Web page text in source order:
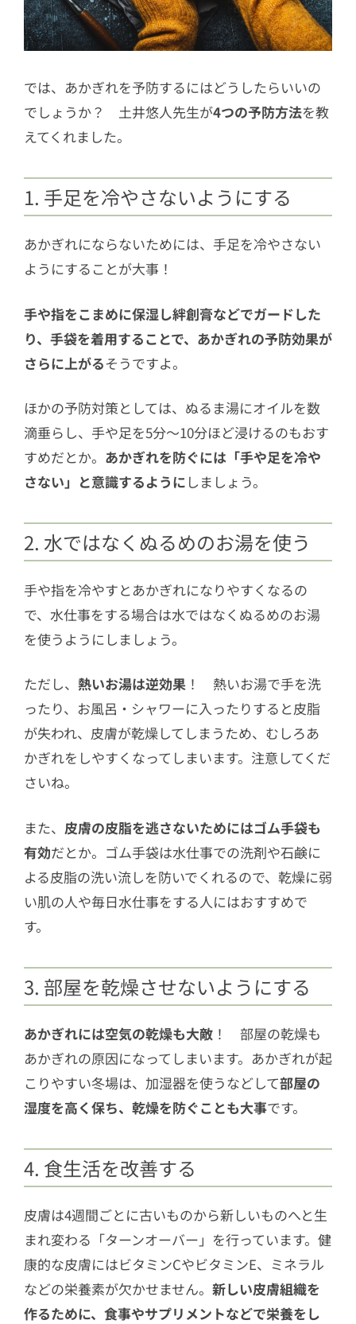
では、あかぎれを予防するにはどうしたらいいの
でしょうか？ 土井悠人先生が4つの予防方法を教
えてくれました。
1. 手足を冷やさないようにする
あかぎれにならないためには、手足を冷やさない
ようにすることが大事！
手や指をこまめに保湿し絆創膏などでガードした
り、手袋を着用することで、あかぎれの予防効果が
さらに上がるそうですよ。
ほかの予防対策としては、ぬるま湯にオイルを数
滴垂らし、手や足を5分～10分ほど浸けるのもおす
すめだとか。 あかぎれを防ぐには「手や足を冷や
さない」と意識するように しましょう。
2. 水ではなくぬるめのお湯を使う
手や指を冷やすとあかぎれになりやすくなるの
で、水仕事をする場合は水ではなくぬるめのお湯
を使うようにしましょう。
ただし、 熱いお湯は逆効果 ！ 熱いお湯で手を洗
ったり、お風呂・シャワーに入ったりすると皮脂
が失われ、皮膚が乾燥してしまうため、むしろあ
かぎれをしやすくなってしまいます。注意してくだ
さいね。
また、 皮膚の皮脂を逃さないためにはゴム手袋も
有効だとか。ゴム手袋は水仕事での洗剤や石鹸に
よる皮脂の洗い流しを防いでくれるので、乾燥に弱
い肌の人や毎日水仕事をする人にはおすすめで
す。
3. 部屋を乾燥させないようにする
あかぎれには空気の乾燥も大敵 ！ 部屋の乾燥も
あかぎれの原因になってしまいます。あかぎれが起
こりやすい冬場は、加湿器を使うなどして部屋の
湿度を高く保ち、乾燥を防ぐことも大事です。
4. 食生活を改善する
皮膚は4週間ごとに古いものから新しいものへと生
まれ変わる「ターンオーバー」を行っています。健
康的な皮膚にはビタミンCやビタミンE、ミネラル
などの栄養素が欠かせません。 新しい皮膚組織を
作るために、食事やサプリメントなどで栄養をし